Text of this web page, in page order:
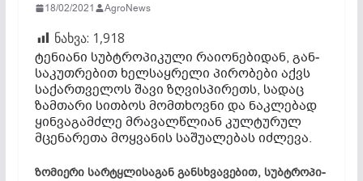
18/02/2021 AgroNews
ნახვა: 1,918
ტე­ნი­ა­ნი სუბ­ტრო­პი­კუ­ლი რა­ი­ონ­ებ­იდ­ან, გან­
სა­კუთ­რე­ბით ხელ­საყ­რე­ლი პი­რო­ბე­ბი აქვს
სა­ქარ­თვე­ლოს შა­ვი ზღვის­პი­რეთს, სა­დაც
ზამ­თა­რი სით­ბოს მომ­თხოვ­ნი და ნაკ­ლე­ბად
ყინ­ვა­გამ­ძლე მრა­ვალ­წლიან კულ­ტუ­რულ
მცე­ნა­რე­თა მოყ­ვა­ნის სა­შუ­ალ­ებ­ას იძ­ლე­ვა.
ზო­მი­ე­რი სარ­ტყლი­სა­გან გან­სხვა­ვე­ბით, სუბ­ტრო­პი­